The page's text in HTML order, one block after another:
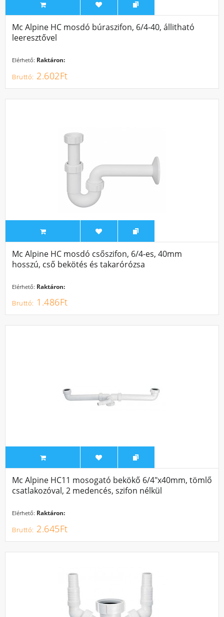
Mc Alpine HC mosdó búraszifon, 6/4-40, állitható
leeresztővel
Elérhető: Raktáron:
2.602Ft
Mc Alpine HC mosdó csőszifon, 6/4-es, 40mm
hosszú, cső bekötés és takarórózsa
Elérhető: Raktáron:
1.486Ft
Mc Alpine HC11 mosogató bekökő 6/4"x40mm, tömlő
csatlakozóval, 2 medencés, szifon nélkül
Elérhető: Raktáron:
2.645Ft